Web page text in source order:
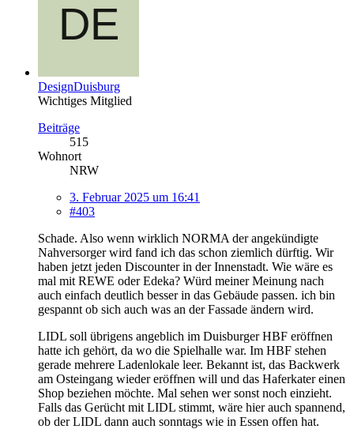
DesignDuisburg
Wichtiges Mitglied
Beiträge
515
Wohnort
NRW
3. Februar 2025 um 16:41
#403
Schade. Also wenn wirklich NORMA der angekündigte
Nahversorger wird fand ich das schon ziemlich dürftig. Wir
haben jetzt jeden Discounter in der Innenstadt. Wie wäre es
mal mit REWE oder Edeka? Würd meiner Meinung nach
auch einfach deutlich besser in das Gebäude passen. ich bin
gespannt ob sich auch was an der Fassade ändern wird.
LIDL soll übrigens angeblich im Duisburger HBF eröffnen
hatte ich gehört, da wo die Spielhalle war. Im HBF stehen
gerade mehrere Ladenlokale leer. Bekannt ist, das Backwerk
am Osteingang wieder eröffnen will und das Haferkater einen
Shop beziehen möchte. Mal sehen wer sonst noch einzieht.
Falls das Gerücht mit LIDL stimmt, wäre hier auch spannend,
ob der LIDL dann auch sonntags wie in Essen offen hat.